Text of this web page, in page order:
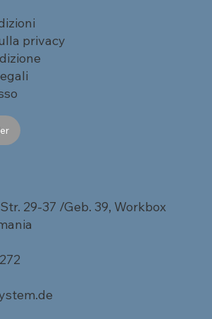
privacy
29-37 /Geb. 39, Workbox